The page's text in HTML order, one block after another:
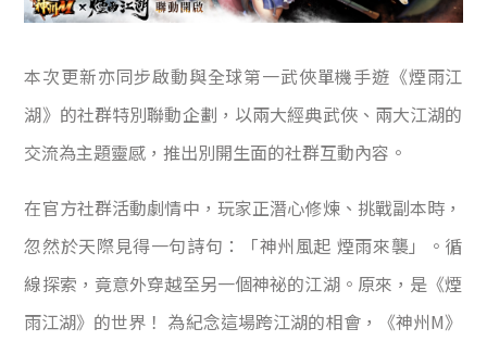
本次更新亦同步啟動與全球第一武俠單機手遊《煙雨江
湖》的社群特別聯動企劃，以兩大經典武俠、兩大江湖的
交流為主題靈感，推出別開生面的社群互動內容。
在官方社群活動劇情中，玩家正潛心修煉、挑戰副本時，
忽然於天際見得一句詩句：「神州風起 煙雨來襲」。循
線探索，竟意外穿越至另一個神祕的江湖。原來，是《煙
雨江湖》的世界！ 為紀念這場跨江湖的相會，《神州M》